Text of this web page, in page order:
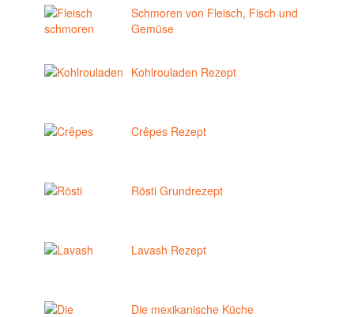
Schmoren von Fleisch, Fisch und
Gemüse
Kohlrouladen Rezept
Crêpes Rezept
Rösti Grundrezept
Lavash Rezept
Die mexikanische Küche